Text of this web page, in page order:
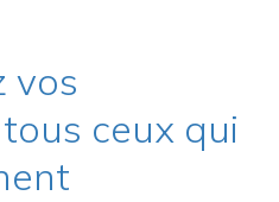
vos
ceux qui